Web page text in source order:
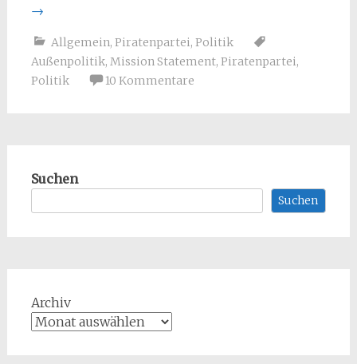
→
Allgemein, Piratenpartei, Politik
Außenpolitik, Mission Statement, Piratenpartei,
Politik
10 Kommentare
Suchen
Suchen
Archiv